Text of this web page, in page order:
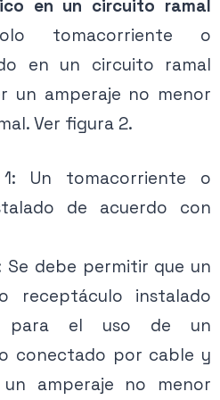
en un circuito ramal
tomacorriente o
en un circuito ramal
un amperaje no menor
Ver figura 2.
1: Un tomacorriente o
de acuerdo con
Se debe permitir que un
receptáculo instalado
para el uso de un
conectado por cable y
amperaje no menor